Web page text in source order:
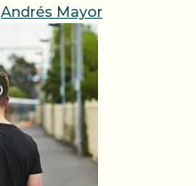
Andrés Mayor